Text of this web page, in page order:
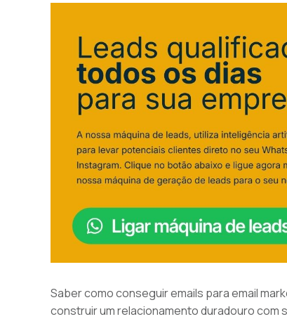
Saber como conseguir emails para email
construir um relacionamento duradouro